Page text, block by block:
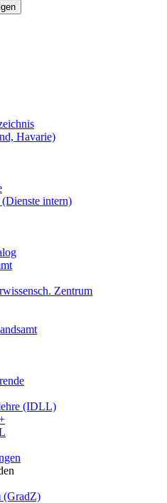
Havarie)
intern)
Zentrum
(IDLL)
(GradZ)